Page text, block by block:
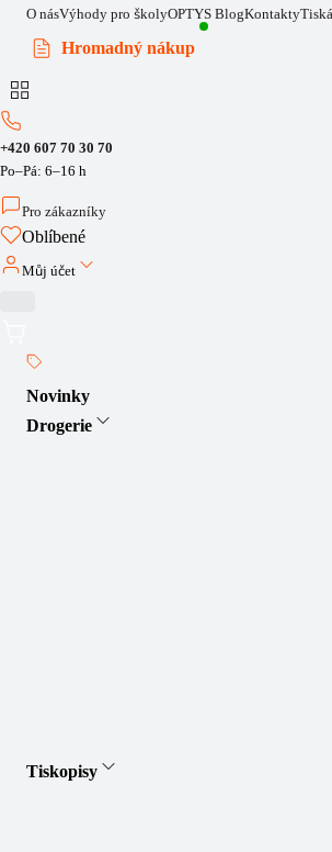
O násVýhody pro školyOPTYS BlogKontakty
Hromadný nákup
+420 607 70 30 70
Po–Pá: 6–16 h
Pro zákazníky
Oblíbené
Můj účet
Novinky
Drogerie
Tiskopisy